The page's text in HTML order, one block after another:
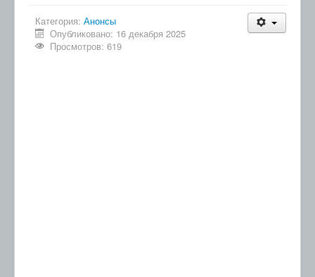
Категория: Анонсы
Опубликовано: 16 декабря 2025
Просмотров: 619